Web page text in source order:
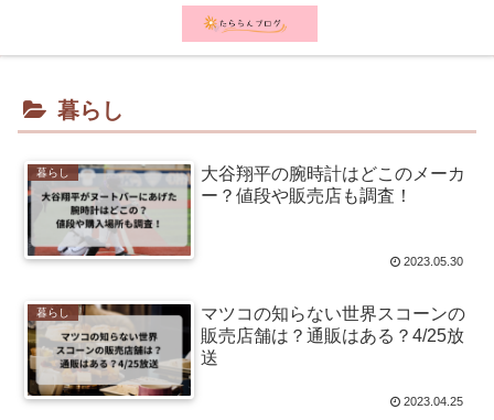
暮らし
暮らし
大谷翔平の腕時計はどこのメーカ
ー？値段や販売店も調査！
2023.05.30
暮らし
マツコの知らない世界スコーンの
販売店舗は？通販はある？4/25放
送
2023.04.25